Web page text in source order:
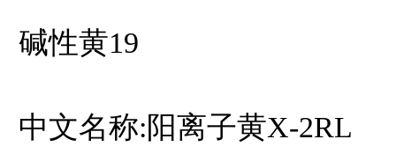
碱性黄19
中文名称:阳离子黄X-2RL